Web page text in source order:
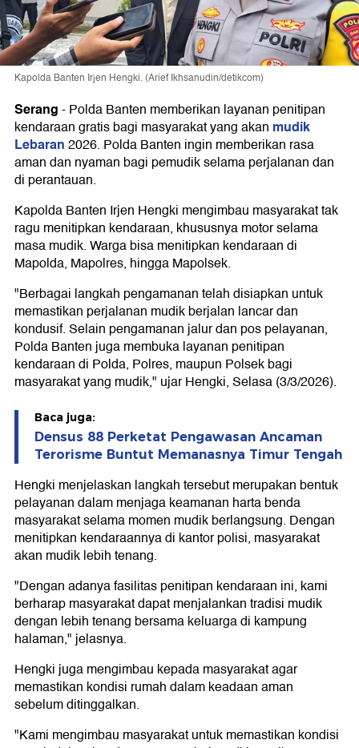
Kapolda Banten Irjen Hengki. (Arief Ikhsanudin/detikcom)
Serang-Polda Banten memberikan layanan penitipan
kendaraan gratis bagi masyarakat yang akan mudik
Lebaran2026. Polda Banten ingin memberikan rasa
aman dan nyaman bagi pemudik selama perjalanan dan
di perantauan.
Kapolda Banten Irjen Hengki mengimbau masyarakat tak
ragu menitipkan kendaraan, khususnya motor selama
masa mudik. Warga bisa menitipkan kendaraan di
Mapolda, Mapolres, hingga Mapolsek.
"Berbagai langkah pengamanan telah disiapkan untuk
memastikan perjalanan mudik berjalan lancar dan
kondusif. Selain pengamanan jalur dan pos pelayanan,
Polda Banten juga membuka layanan penitipan
kendaraan di Polda, Polres, maupun Polsek bagi
masyarakat yang mudik," ujar Hengki, Selasa (3/3/2026).
Baca juga:
Densus 88 Perketat Pengawasan Ancaman
Terorisme Buntut Memanasnya Timur Tengah
Hengki menjelaskan langkah tersebut merupakan bentuk
pelayanan dalam menjaga keamanan harta benda
masyarakat selama momen mudik berlangsung. Dengan
menitipkan kendaraannya di kantor polisi, masyarakat
akan mudik lebih tenang.
"Dengan adanya fasilitas penitipan kendaraan ini, kami
berharap masyarakat dapat menjalankan tradisi mudik
dengan lebih tenang bersama keluarga di kampung
halaman," jelasnya.
Hengki juga mengimbau kepada masyarakat agar
memastikan kondisi rumah dalam keadaan aman
sebelum ditinggalkan.
"Kami mengimbau masyarakat untuk memastikan kondisi